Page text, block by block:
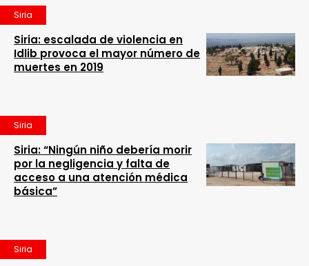
Siria
Siria: escalada de violencia en
Idlib provoca el mayor número de
muertes en 2019
Siria
Siria: “Ningún niño debería morir
por la negligencia y falta de
acceso a una atención médica
básica”
Siria